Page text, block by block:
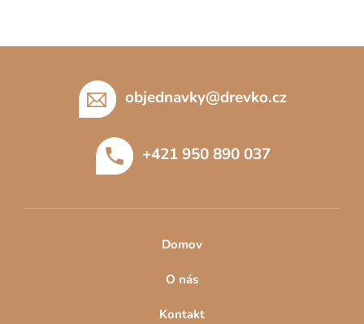
objednavky@drevko.cz
+421 950 890 037
Domov
O nás
Kontakt